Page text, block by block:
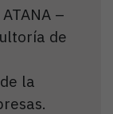
–
de
la